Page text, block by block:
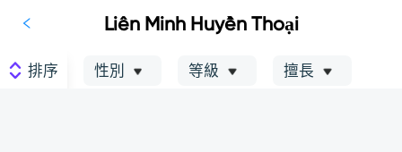
Liên Minh Huyền Thoại
排序 性別 等級 擅長